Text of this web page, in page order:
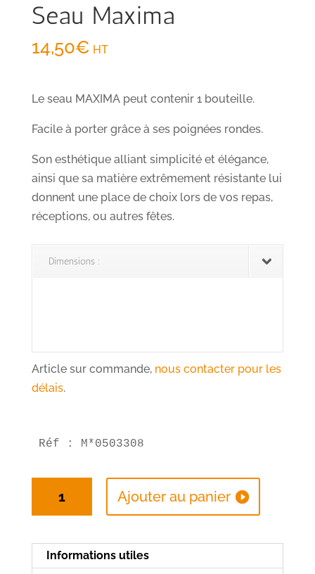
Seau Maxima
14,50€ HT
Le seau MAXIMA peut contenir 1 bouteille.
Facile à porter grâce à ses poignées rondes.
Son esthétique alliant simplicité et élégance,
ainsi que sa matière extrêmement résistante lui
donnent une place de choix lors de vos repas,
réceptions, ou autres fêtes.
Dimensions :
Article sur commande, nous contacter pour les
délais.
Réf : M*0503308
Maxima
Ajouter au panier
Informations utiles